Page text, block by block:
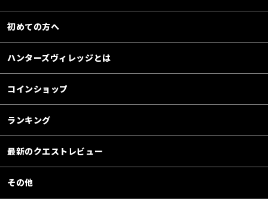
初めての方へ
ハンターズヴィレッジとは
コインショップ
ランキング
最新のクエストレビュー
その他